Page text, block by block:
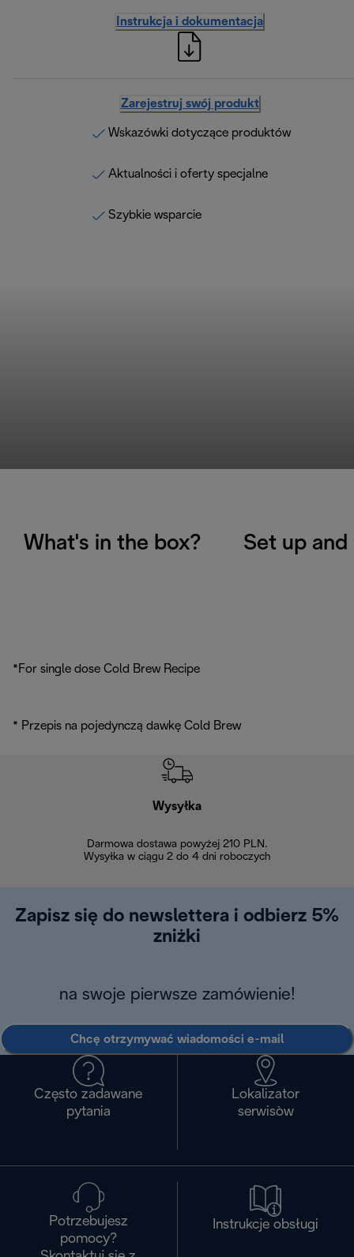
Instrukcja i dokumentacja
Zarejestruj swój produkt
Wskazówki dotyczące produktów
Aktualności i oferty specjalne
Szybkie wsparcie
What's in the box? Set up
*For single dose Cold Brew Recipe
* Przepis na pojedynczą dawkę Cold Brew
Wysyłka
Darmowa dostawa powyżej 210 PLN.
Wysyłka w ciągu 2 do 4 dni roboczych
Zapisz się do newslettera i odbierz 5%
zniżki
na swoje pierwsze zamówienie!
Chcę otrzymywać wiadomości e-mail
Często zadawane
pytania
Lokalizator
serwisòw
Potrzebujesz
pomocy?
Instrukcje obsługi